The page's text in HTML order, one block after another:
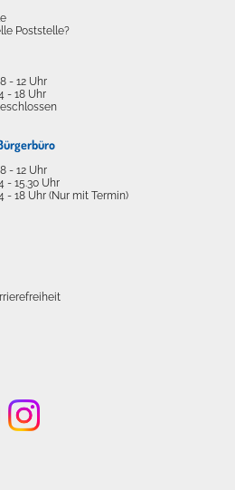
Poststelle?
- 12 Uhr
- 18 Uhr
- 12 Uhr
- 15.30 Uhr
- 18 Uhr (Nur mit Termin)